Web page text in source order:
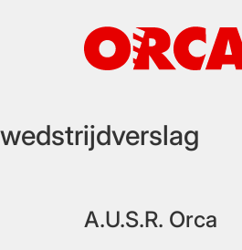
wedstrijdverslag
A.U.S.R. Orca